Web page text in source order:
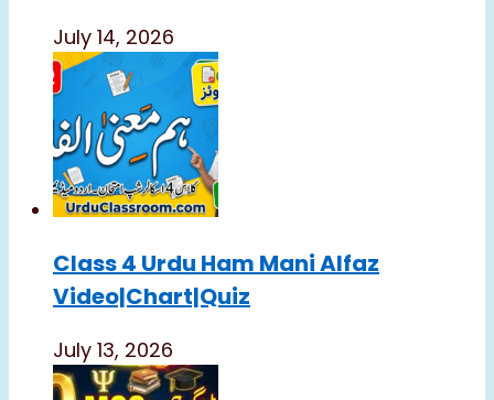
July 14, 2026
Class 4 Urdu Ham Mani Alfaz
Video|chart|quiz
July 13, 2026